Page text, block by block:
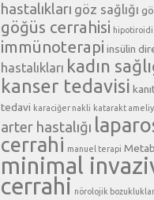
hastalıkları göz sağlığı
göğüs cerrahisi hipotiroidi
immünoterapi insülin
hastalıkları kadın
kanser tedavisi
tedavi karaciğer nakli katarakt
arter hastalığı
cerrahi manuel terapi
minimal
cerrahi nörolojik bozukluklar